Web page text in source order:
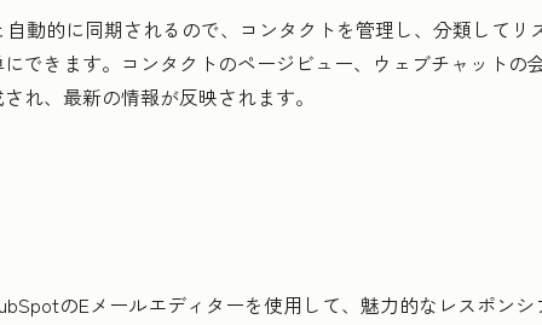
動的に同期されるので、コンタクトを管理し、分類して
できます。コンタクトのページビュー、ウェブチャットの
れ、最新の情報が反映されます。
のEメールエディターを使用して、魅力的なレスポン